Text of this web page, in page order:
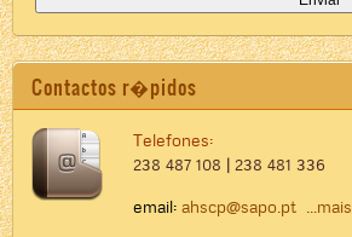
Contactos r�pidos
Telefones:
238 487 108 | 238 481 336
email: ahscp@sapo.pt ...mais